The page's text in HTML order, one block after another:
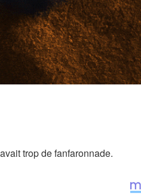
trop de fanfaronnade.